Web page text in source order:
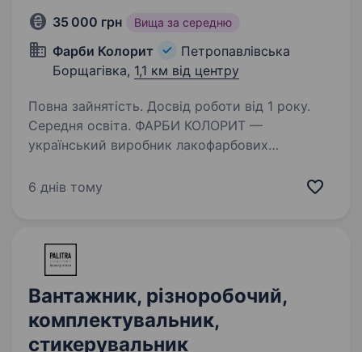
35 000 грн Вища за середню
Фарби Колорит
Петропавлівська
Борщагівка, 1,1 км від центру
Повна зайнятість. Досвід роботи від 1 року.
Середня освіта. ФАРБИ КОЛОРИТ —
український виробник лакофарбових
запрошуємо до команди водія навантажувача.
6 днів тому
Вантажник, різноробочий,
комплектувальник,
стикерувальник